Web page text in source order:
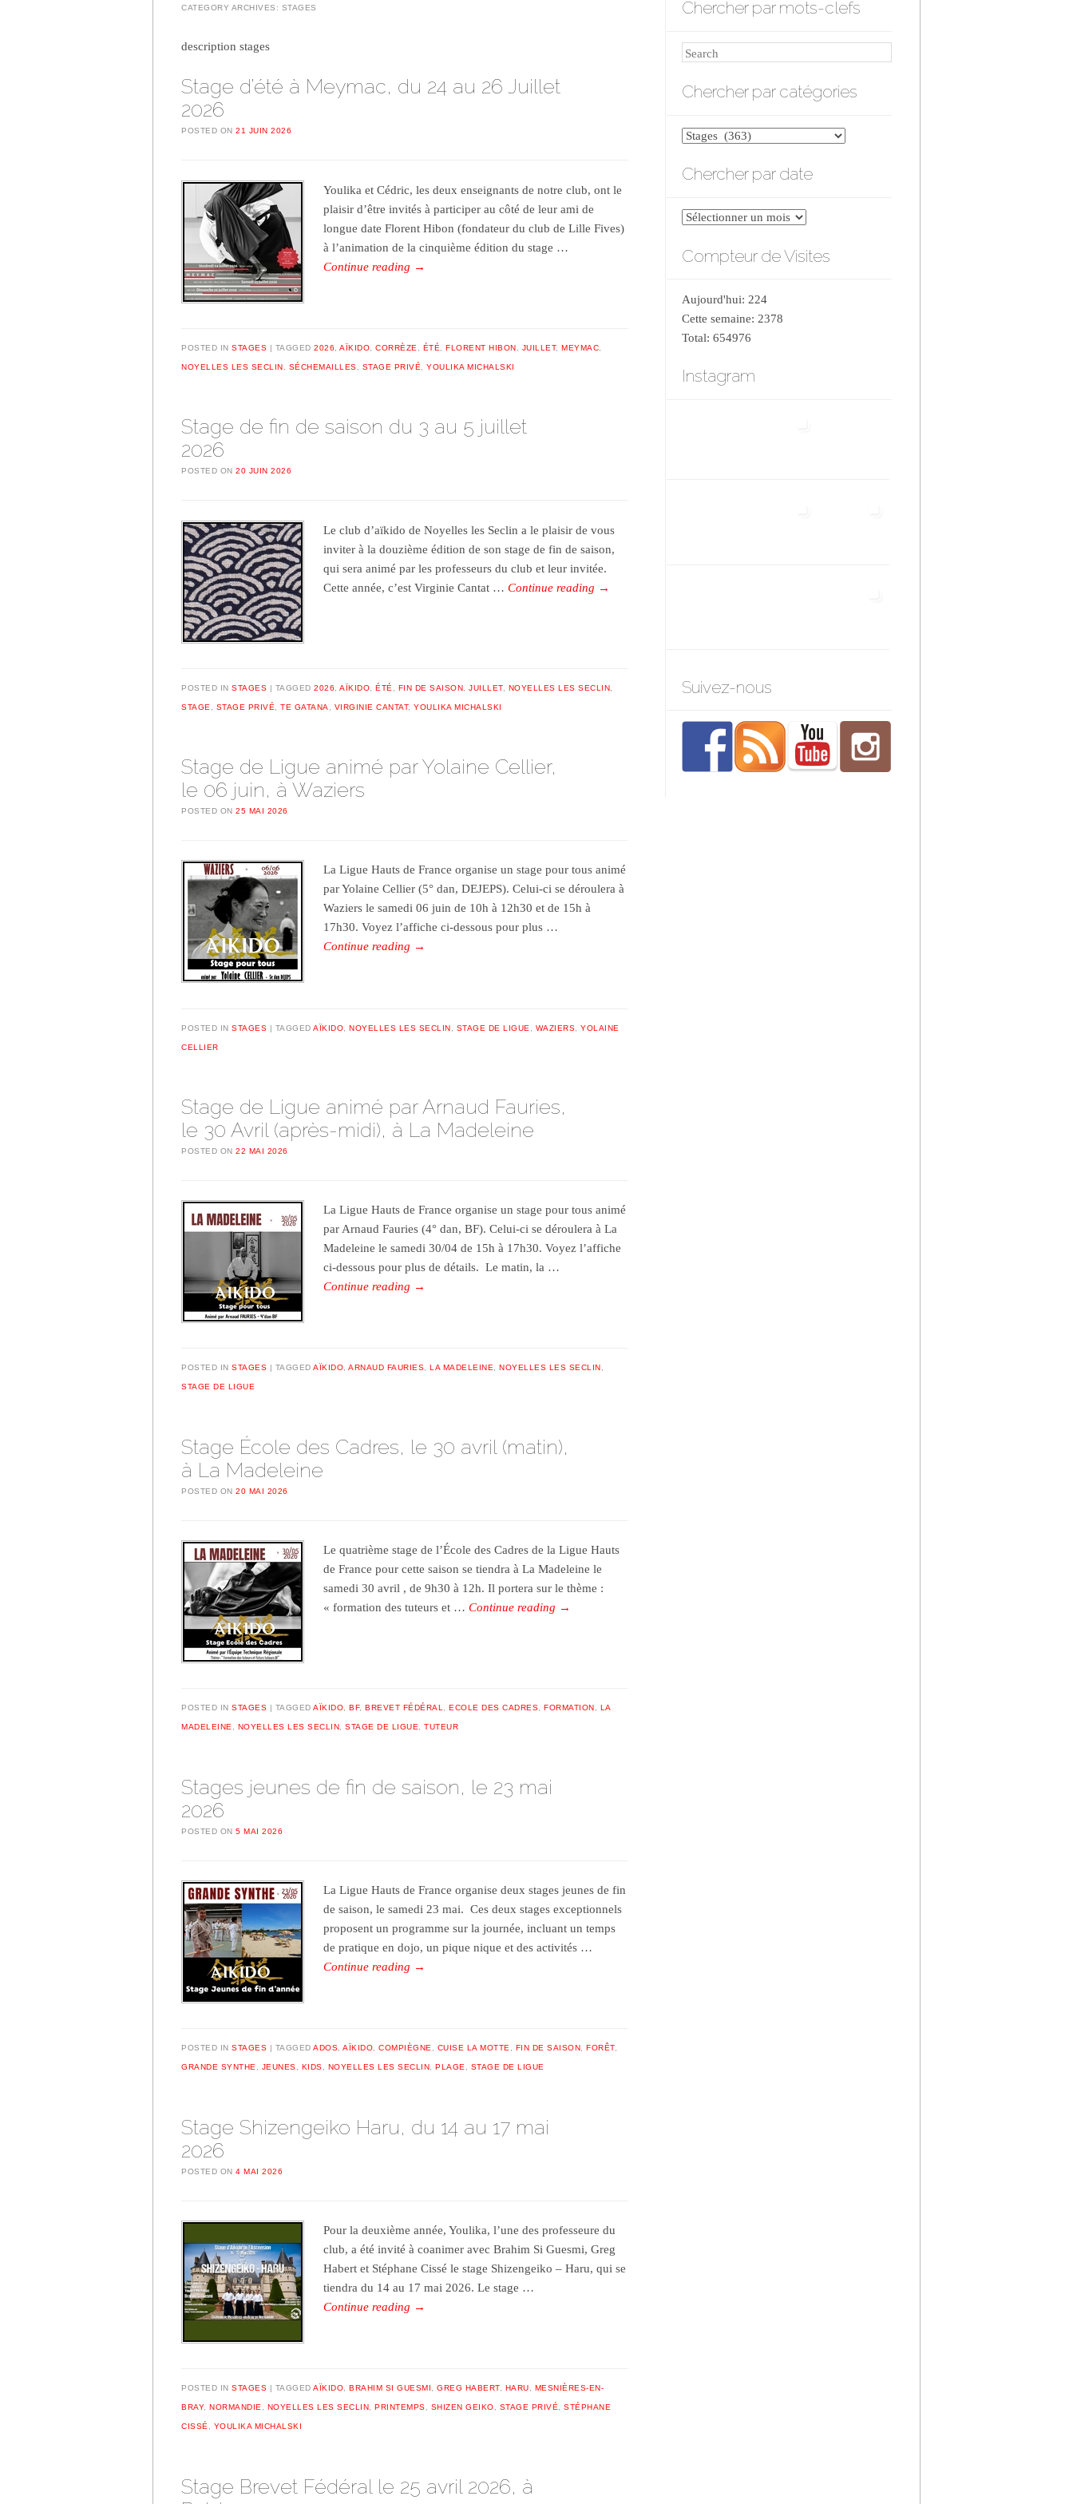
CATEGORY ARCHIVES: STAGES
description stages
Stage d’été à Meymac, du 24 au 26 Juillet
2026
POSTED ON 21 JUIN 2026
Youlika et Cédric, les deux enseignants de notre club, ont le
plaisir d’être invités à participer au côté de leur ami de
longue date Florent Hibon (fondateur du club de Lille Fives)
à l’animation de la cinquième édition du stage …
Continue reading →
POSTED IN STAGES TAGGED 2026 AÏKIDO CORRÈZE ÉTÉ FLORENT HIBON JUILLET, MEYMAC
NOYELLES LES SECLIN SÉCHEMAILLES STAGE PRIVÉ YOULIKA MICHALSKI
Stage de fin de saison du 3 au 5 juillet
2026
POSTED ON 20 JUIN 2026
Le club d’aïkido de Noyelles les Seclin a le plaisir de vous
inviter à la douzième édition de son stage de fin de saison,
qui sera animé par les professeurs du club et leur invitée.
Cette année, c’est Virginie Cantat …Continue reading →
POSTED IN STAGES TAGGED 2026 AÏKIDO ÉTÉ FIN DE SAISON JUILLET, NOYELLES LES SECLIN
STAGE STAGE PRIVÉ TE GATANA VIRGINIE CANTAT, YOULIKA MICHALSKI
Stage de Ligue animé par Yolaine Cellier,
le 06 juin, à Waziers
POSTED ON 25 MAI 2026
La Ligue Hauts de France organise un stage pour tous animé
par Yolaine Cellier (5° dan, DEJEPS). Celui-ci se déroulera à
Waziers le samedi 06 juin de 10h à 12h30 et de 15h à
17h30. Voyez l’affiche ci-dessous pour plus …
Continue reading →
POSTED IN STAGES TAGGED AÏKIDO NOYELLES LES SECLIN STAGE DE LIGUE WAZIERS YOLAINE
CELLIER
Stage de Ligue animé par Arnaud Fauries,
le 30 Avril (après-midi), à La Madeleine
POSTED ON 22 MAI 2026
La Ligue Hauts de France organise un stage pour tous animé
par Arnaud Fauries (4° dan, BF). Celui-ci se déroulera à La
Madeleine le samedi 30/04 de 15h à 17h30. Voyez l’affiche
ci-dessous pour plus de détails. Le matin, la …
Continue reading →
POSTED IN STAGES TAGGED AÏKIDO, ARNAUD FAURIES, LA MADELEINE, NOYELLES LES SECLIN ,
STAGE DE LIGUE
Stage École des Cadres, le 30 avril (matin),
à La Madeleine
POSTED ON 20 MAI 2026
Le quatrième stage de l’École des Cadres de la Ligue Hauts
de France pour cette saison se tiendra à La Madeleine le
samedi 30 avril , de 9h30 à 12h. Il portera sur le thème :
« formation des tuteurs et …Continue reading →
POSTED IN STAGES TAGGED AÏKIDO, BF, BREVET FÉDÉRAL, ECOLE DES CADRES, FORMATION , LA
MADELEINE, NOYELLES LES SECLIN, STAGE DE LIGUE, TUTEUR
Stages jeunes de fin de saison, le 23 mai
2026
POSTED ON 5 MAI 2026
La Ligue Hauts de France organise deux stages jeunes de fin
de saison, le samedi 23 mai. Ces deux stages exceptionnels
proposent un programme sur la journée, incluant un temps
de pratique en dojo, un pique nique et des activités …
Continue reading →
POSTED IN STAGES TAGGED ADOS, AÏKIDO, COMPIÈGNE, CUISE LA MOTTE, FIN DE SAISON, FORÊT,
GRANDE SYNTHE, JEUNES, KIDS, NOYELLES LES SECLIN, PLAGE, STAGE DE LIGUE
Stage Shizengeiko Haru, du 14 au 17 mai
2026
POSTED ON 4 MAI 2026
Pour la deuxième année, Youlika, l’une des professeure du
club, a été invité à coanimer avec Brahim Si Guesmi, Greg
Habert et Stéphane Cissé le stage Shizengeiko – Haru, qui se
tiendra du 14 au 17 mai 2026. Le stage …
Continue reading →
POSTED IN STAGES TAGGED AÏKIDO BRAHIM SI GUESMI GREG HABERT, HARU MESNIÈRES-EN-
BRAY, NORMANDIE NOYELLES LES SECLIN PRINTEMPS SHIZEN GEIKO STAGE PRIVÉ STÉPHANE
CISSÉ YOULIKA MICHALSKI
Stage Brevet Fédéral le 25 avril 2026, à
Chercher par mots-clefs
Search
Chercher par catégories
Chercher
catégories
Chercher par date
Chercher
date
Compteur de Visites
Aujourd'hui: 224
Cette semaine: 2378
Total: 654976
Instagram
Suivez-nous